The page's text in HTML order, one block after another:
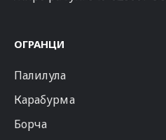
ОГРАНЦИ
Палилула
Карабурма
Борча